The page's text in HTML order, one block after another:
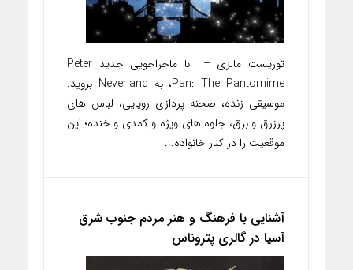
توریست مالزی – با ماجراجویی جدید Peter
Pan: The Pantomime، به Neverland بروید.
موسیقی زنده، صحنه پردازی رویایی، لباس های
پرزرق و برق، جلوه های ویژه و کمدی و خنده؛ این
موقعیت را در کنار خانواده...
آشنایی با فرهنگ و هنر مردم جنوب شرق
آسیا در گالری پتروناس